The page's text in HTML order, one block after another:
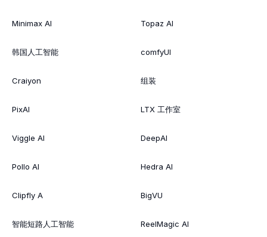
Minimax AI
韩国人工智能
Craiyon
PixAI
Viggle AI
Pollo AI
Clipfly A
智能短路人工智能
Topaz AI
comfyUI
组装
LTX 工作室
DeepAI
Hedra AI
BigVU
ReelMagic AI